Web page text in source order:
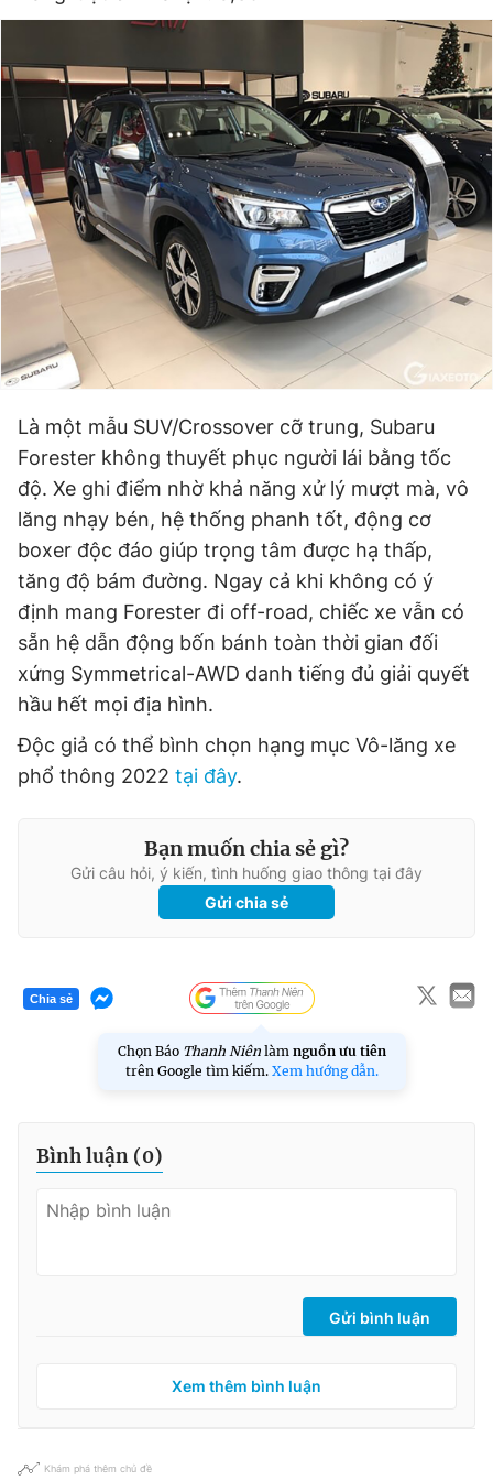
Là một mẫu SUV/Crossover cỡ trung, Subaru
Forester không thuyết phục người lái bằng tốc
độ. Xe ghi điểm nhờ khả năng xử lý mượt mà, vô
lăng nhạy bén, hệ thống phanh tốt, động cơ
boxer độc đáo giúp trọng tâm được hạ thấp,
tăng độ bám đường. Ngay cả khi không có ý
định mang Forester đi off-road, chiếc xe vẫn có
sẵn hệ dẫn động bốn bánh toàn thời gian đối
xứng Symmetrical-AWD danh tiếng đủ giải quyết
hầu hết mọi địa hình.
Độc giả có thể bình chọn hạng mục Vô-lăng xe
phổ thông 2022 tại đây.
Bạn muốn chia sẻ gì?
Gửi câu hỏi, ý kiến, tình huống giao thông tại đây
Gửi chia sẻ
Chia sẻ
Chọn Báo Thanh Niên làm nguồn ưu tiên
trên Google tìm kiếm. Xem hướng dẫn.
Bình luận (0)
Gửi bình luận
Xem thêm bình luận
Khám phá thêm chủ đề